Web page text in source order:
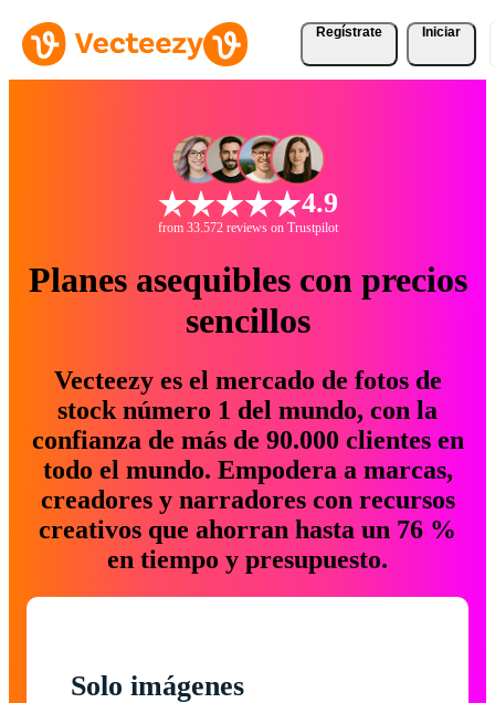
Regístrate Iniciar
4.9
from 33.572 reviews on Trustpilot
Planes asequibles con precios
sencillos
Vecteezy es el mercado de fotos de
stock número 1 del mundo, con la
confianza de más de 90.000 clientes en
todo el mundo. Empodera a marcas,
creadores y narradores con recursos
creativos que ahorran hasta un 76 %
en tiempo y presupuesto.
Solo imágenes